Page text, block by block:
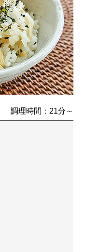
調理時間：21分～